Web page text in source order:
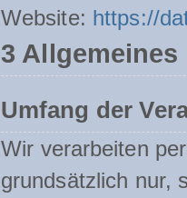
Website: https://
3
Umfang der
Wir verarbeiten
grundsätzlich nur,